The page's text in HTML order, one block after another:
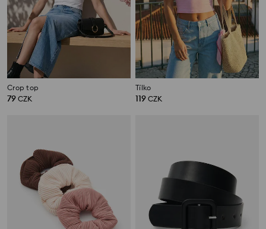
Crop top
79 CZK
Tílko
119 CZK